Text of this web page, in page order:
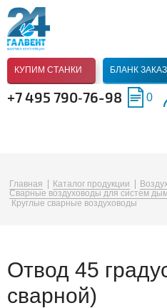
КУПИМ СТАНКИ БЛАНК
+7 495 790‑76-98 0
Главная Каталог продукции
Сварные воздуховоды для систем
Круглые сварные воздуховоды
Отвод 45
сварной)